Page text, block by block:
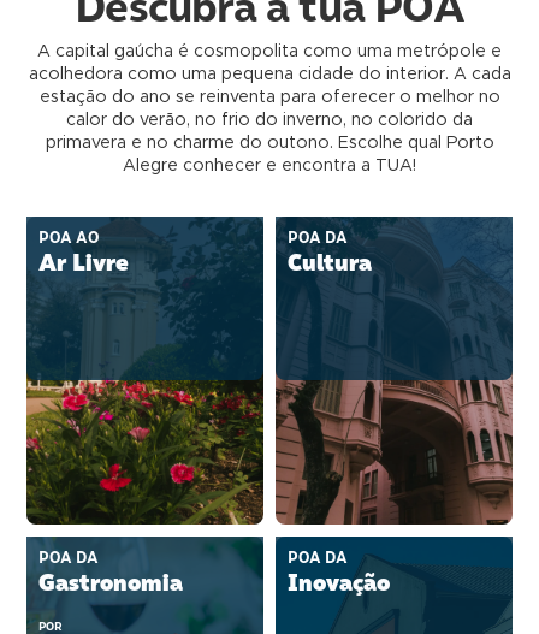
A capital gaúcha é cosmopolita como uma metrópole e
acolhedora como uma pequena cidade do interior. A cada
estação do ano se reinventa para oferecer o melhor no
calor do verão, no frio do inverno, no colorido da
primavera e no charme do outono. Escolhe qual Porto
Alegre conhecer e encontra a TUA!
POA AO
Ar Livre
POA DA
Cultura
POA DA
Gastronomia
POR
POA DA
Inovação